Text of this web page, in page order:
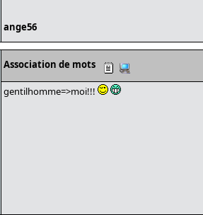
ange56
Association de mots
gentilhomme=>moi!!!